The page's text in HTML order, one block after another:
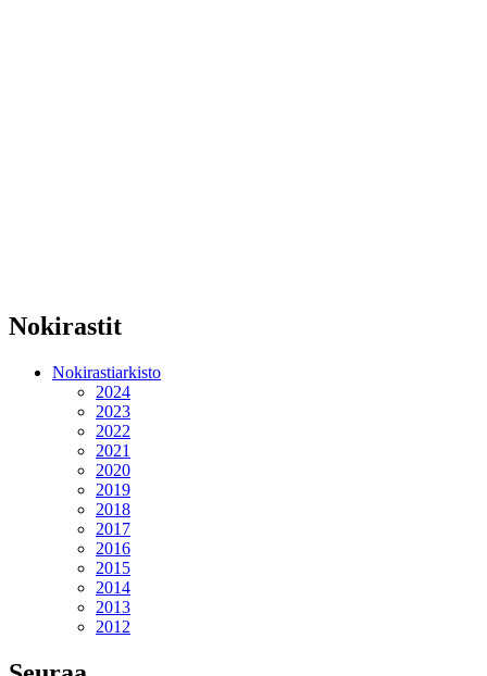
Nokirastit
Nokirastiarkisto
2024
2023
2022
2021
2020
2019
2018
2017
2016
2015
2014
2013
2012